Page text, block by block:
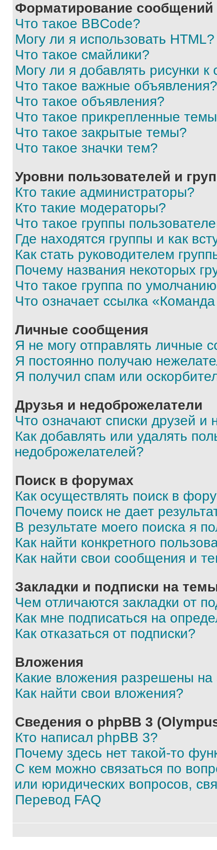
Форматирование
Что такое BBCode?
Могу ли я использовать HTML?
Что такое смайлики?
Могу ли я добавлять рисунки
Что такое важные объявления?
Что такое объявления?
Что такое прикрепленные
Что такое закрытые темы?
Что такое значки тем?
Уровни пользователей и
Кто такие администраторы?
Кто такие модераторы?
Что такое группы
Где находятся группы и как
Как стать руководителем
Почему названия некоторых
Что такое группа по
Что означает ссылка
Личные сообщения
Я не могу отправлять личные
Я постоянно получаю
Я получил спам или
Друзья и недоброжелатели
Что означают списки друзей и
Как добавлять или удалять
недоброжелателей?
Поиск в форумах
Как осуществлять поиск в
Почему поиск не дает
В результате моего поиска я
Как найти конкретного
Как найти свои сообщения и
Закладки и подписки на
Чем отличаются закладки от
Как мне подписаться на
Как отказаться от подписки?
Вложения
Какие вложения разрешены
Как найти свои вложения?
Сведения о phpBB 3
Кто написал phpBB 3?
Почему здесь нет такой-то
С кем можно связаться по
или юридических вопросов,
Перевод FAQ